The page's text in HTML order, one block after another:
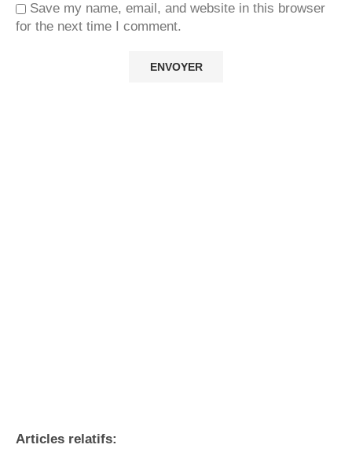
Save my name, email, and website in this browser
for the next time I comment.
Articles relatifs: